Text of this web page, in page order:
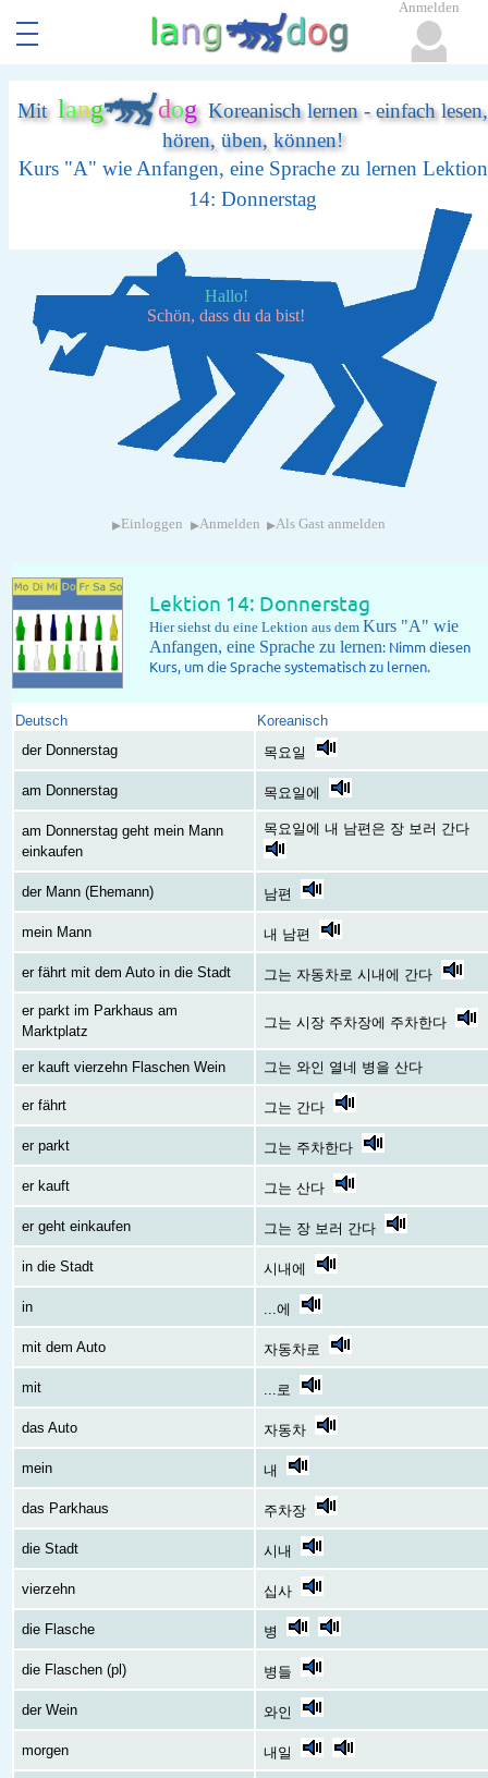
Mit lang dogKoreanisch lernen - einfach lesen,
hören, üben, können!
Kurs "A" wie Anfangen, eine Sprache zu lernen Lektion
14: Donnerstag
Hallo!
Schön, dass du da bist!
▸ Einloggen ▸Anmelden ▸Als Gast anmelden
Lektion 14: Donnerstag
Hier siehst du eine Lektion aus dem Kurs "A" wie
Anfangen, eine Sprache zu lernen: Nimm diesen
Kurs, um die Sprache systematisch zu lernen.
Deutsch
Koreanisch
der Donnerstag
목요일
am Donnerstag 목요일에
am Donnerstag geht mein Mann
einkaufen
목요일에 내 남편은 장 보러 간다
der Mann (Ehemann) 남편
mein Mann 내 남편
er fährt mit dem Auto in die Stadt 그는 자동차로 시내에 간다
er parkt im Parkhaus am
Marktplatz
그는 시장 주차장에 주차한다
er kauft vierzehn Flaschen Wein 그는 와인 열네 병을 산다
er fährt 그는 간다
er parkt 그는 주차한다
er kauft 그는 산다
er geht einkaufen 그는 장 보러 간다
in die Stadt 시내에
in ...에
mit dem Auto 자동차로
mit ...로
das Auto 자동차
mein 내
das Parkhaus 주차장
die Stadt 시내
vierzehn 십사
die Flasche 병
die Flaschen (pl) 병들
der Wein 와인
morgen 내일
Anmelden